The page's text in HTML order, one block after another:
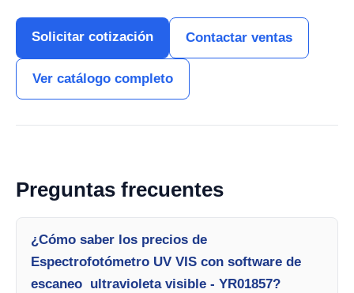
Solicitar cotización Contactar ventas
Ver catálogo completo
Preguntas frecuentes
¿Cómo saber los precios de
Espectrofotómetro UV VIS con software de
escaneo ultravioleta visible - YR01857?